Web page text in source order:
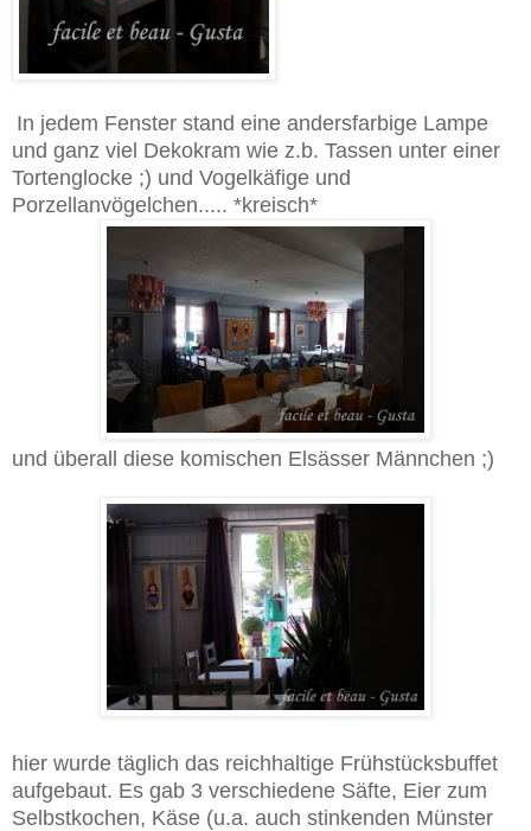
In jedem Fenster stand eine andersfarbige Lampe
und ganz viel Dekokram wie z.b. Tassen unter einer
Tortenglocke ;) und Vogelkäfige und
Porzellanvögelchen..... *kreisch*
und überall diese komischen Elsässer Männchen ;)
hier wurde täglich das reichhaltige Frühstücksbuffet
aufgebaut. Es gab 3 verschiedene Säfte, Eier zum
Selbstkochen, Käse (u.a. auch stinkenden Münster